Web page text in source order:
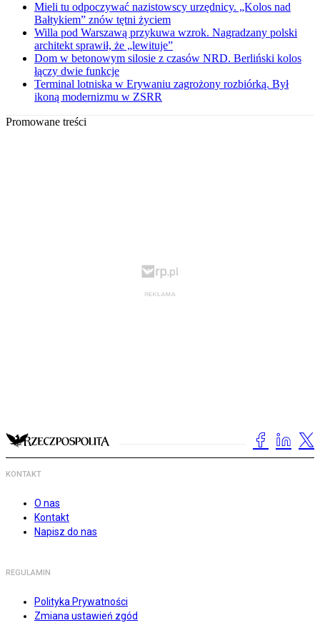
Mieli tu odpoczywać nazistowscy urzędnicy. „Kolos nad
Bałtykiem” znów tętni życiem
Willa pod Warszawą przykuwa wzrok. Nagradzany polski
architekt sprawił, że „lewituje”
Dom w betonowym silosie z czasów NRD. Berliński kolos
łączy dwie funkcje
Terminal lotniska w Erywaniu zagrożony rozbiórką. Był
ikoną modernizmu w ZSRR
Promowane treści
KONTAKT
O nas
Kontakt
Napisz do nas
REGULAMIN
Polityka Prywatności
Zmiana ustawień zgód